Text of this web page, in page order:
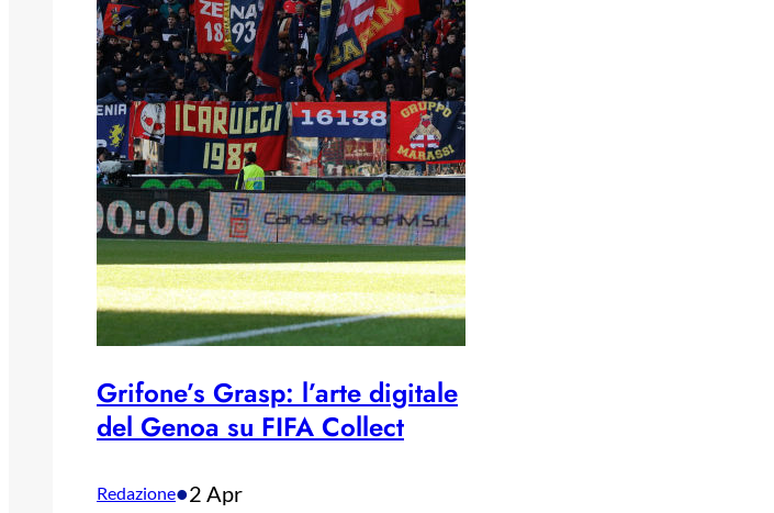
Grifone’s Grasp: l’arte digitale
del Genoa su FIFA Collect
Redazione•2 Apr